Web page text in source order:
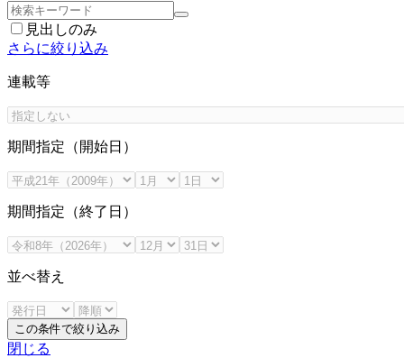
見出しのみ
さらに絞り込み
連載等
期間指定（開始日）
期間指定（終了日）
並べ替え
この条件で絞り込み
閉じる